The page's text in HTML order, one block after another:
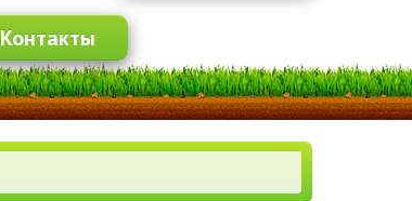
Контакты